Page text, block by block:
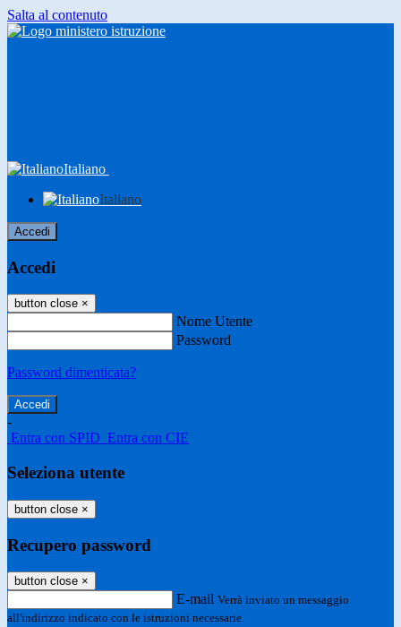
Salta al contenuto
Italiano
Italiano
Accedi
Accedi
button close ×
Nome Utente
Password
Password dimenticata?
-
Entra con SPID Entra con CIE
Seleziona utente
button close ×
Recupero password
button close ×
E-mail Verrà inviato un messaggio
all'indirizzo indicato con le istruzioni necessarie.